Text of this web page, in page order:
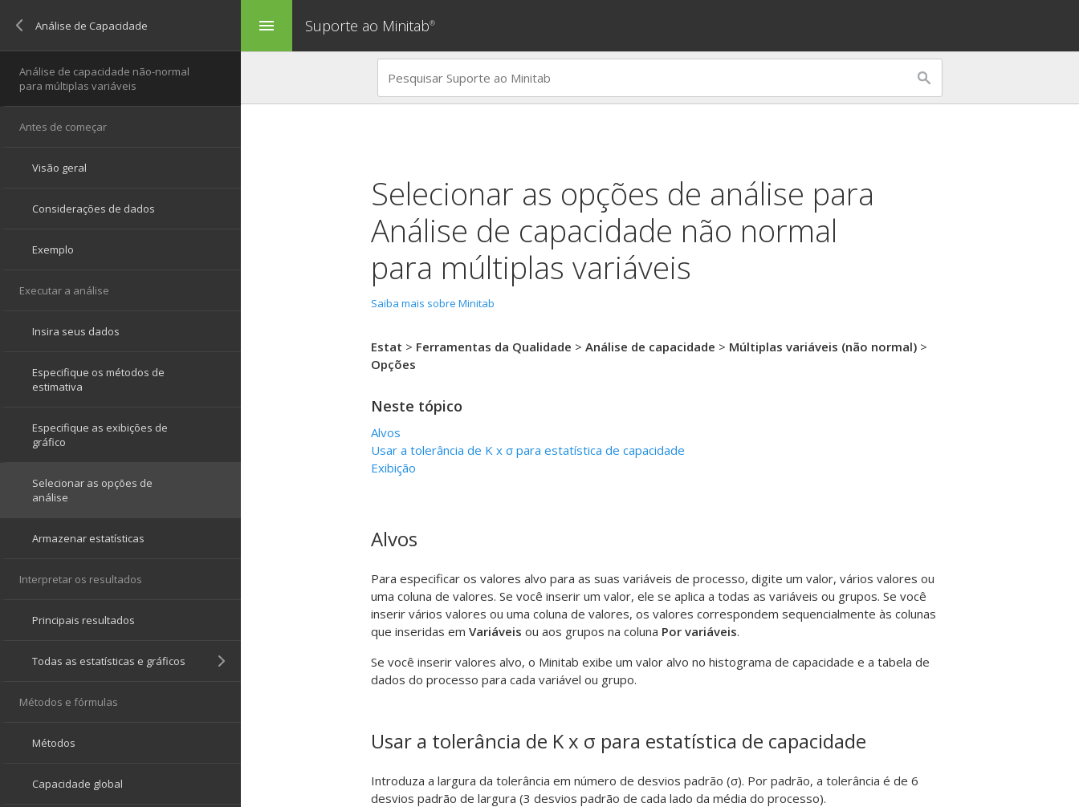
menu Suporte ao Minitab®
Selecionar as opções de análise para
Análise de capacidade não normal
para múltiplas variáveis
Saiba mais sobre Minitab
Estat > Ferramentas da Qualidade > Análise de capacidade > Múltiplas variáveis (não normal) >
Opções
Neste tópico
Alvos
Usar a tolerância de K x σ para estatística de capacidade
Exibição
Alvos
Para especificar os valores alvo para as suas variáveis de processo, digite um valor, vários valores ou
uma coluna de valores. Se você inserir um valor, ele se aplica a todas as variáveis ou grupos. Se você
inserir vários valores ou uma coluna de valores, os valores correspondem sequencialmente às colunas
que inseridas em Variáveis ou aos grupos na coluna Por variáveis.
Se você inserir valores alvo, o Minitab exibe um valor alvo no histograma de capacidade e a tabela de
dados do processo para cada variável ou grupo.
Usar a tolerância de K x σ para estatística de capacidade
Introduza a largura da tolerância em número de desvios padrão (σ). Por padrão, a tolerância é de 6
desvios padrão de largura (3 desvios padrão de cada lado da média do processo).